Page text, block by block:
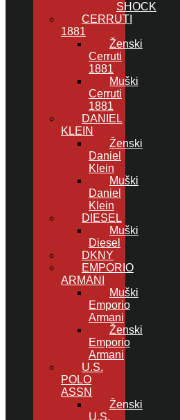
SHOCK
CERRUTI
1881
Ženski
Cerruti
1881
Muški
Cerruti
1881
DANIEL
KLEIN
Ženski
Daniel
Klein
Muški
Daniel
Klein
DIESEL
Muški
Diesel
DKNY
EMPORIO
ARMANI
Muški
Emporio
Armani
Ženski
Emporio
Armani
U.S.
POLO
ASSN
Ženski
U.S.